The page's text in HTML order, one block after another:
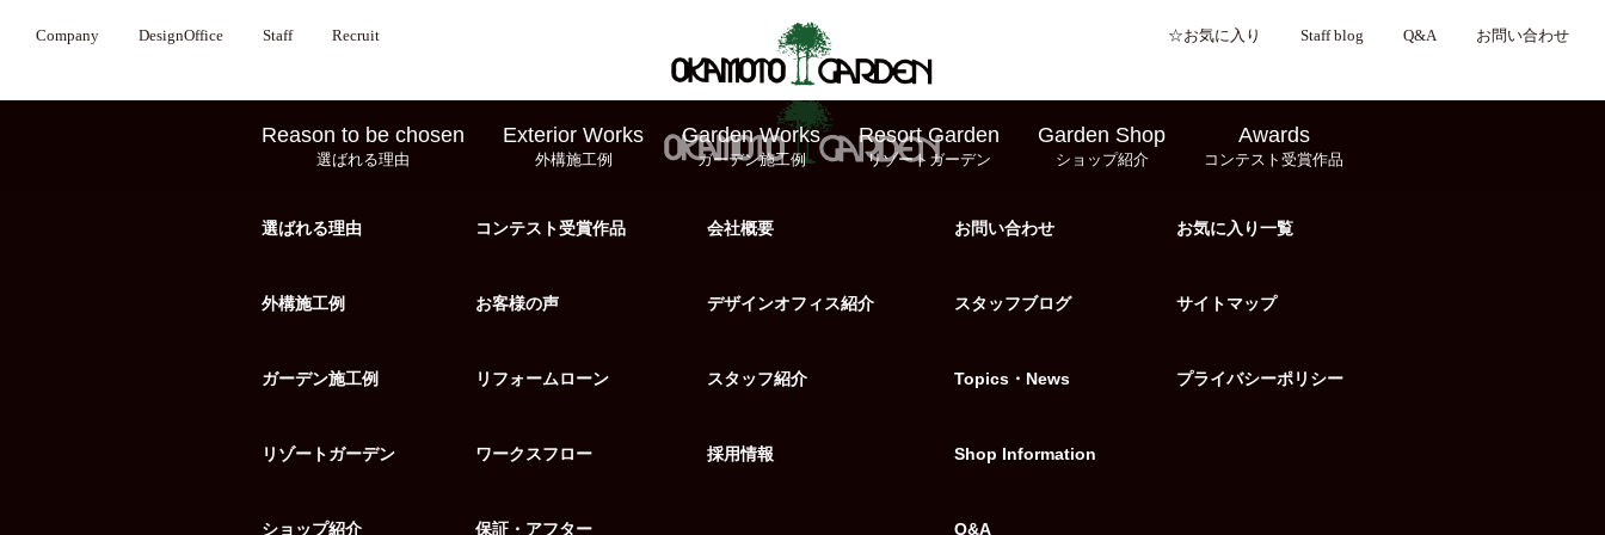
Company DesignOffice Staff Recruit ☆お気に入り Staff blog Q&A お問い合わせ
Reason to be chosen
選ばれる理由
Exterior Works
外構施工例
Garden Works
ガーデン施工例
Resort Garden
リゾートガーデン
Garden Shop
ショップ紹介
Awards
コンテスト受賞作品
選ばれる理由
外構施工例
ガーデン施工例
リゾートガーデン
ショップ紹介
コンテスト受賞作品
お客様の声
リフォームローン
ワークスフロー
保証・アフター
会社概要
デザインオフィス紹介
スタッフ紹介
採用情報
お問い合わせ
スタッフブログ
Topics・News
Shop Information
Q&A
お気に入り一覧
サイトマップ
プライバシーポリシー